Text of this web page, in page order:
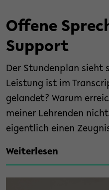
Offene
Support
Der Stundenplan sieht
Leistung ist im
gelandet? Warum
meiner Lehrenden
eigentlich einen
Weiterlesen